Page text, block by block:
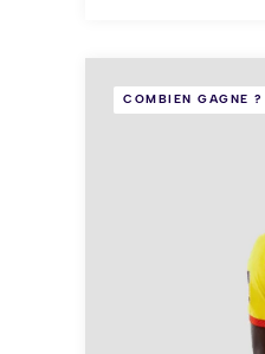
COMBIEN GAGNE ?